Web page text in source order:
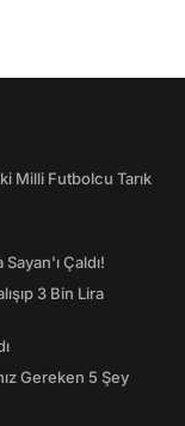
Milli Futbolcu Tarık
Çaldı!
3 Bin Lira
Gereken 5 Şey